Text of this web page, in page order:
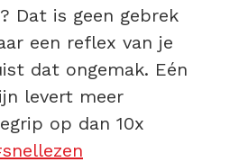
Dat is geen gebrek
een reflex van je
dat ongemak. Eén
levert meer
op dan 10x